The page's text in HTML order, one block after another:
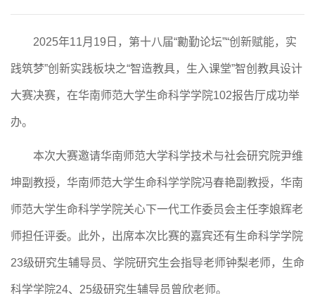
2025年11月19日，第十八届“勷勤论坛”“创新赋能，实
践筑梦”创新实践板块之“智造教具，生入课堂”智创教具设计
大赛决赛，在华南师范大学生命科学学院102报告厅成功举
办。
本次大赛邀请华南师范大学科学技术与社会研究院尹维
坤副教授，华南师范大学生命科学学院冯春艳副教授， 华南
师范大学生命科学学院关心下一代工作委员会主任李娘辉老
师担任评委。此外，出席本次比赛的嘉宾还有生命科学学院
23级研究生辅导员、学院研究生会指导老师钟梨老师，生命
科学学院24、25级研究生辅导员曾欣老师。